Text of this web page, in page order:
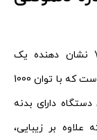
مشخصات آبمیوه گیری 4 کاره دلمونتی 700 نشان دهنده یک
دستگاه قدرتمند و حرفه ای برای استفاده خانگی است که با توان 1000
دارای بدنه
بر زیبایی،